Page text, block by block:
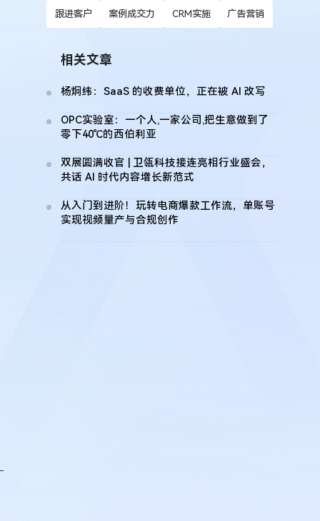
跟进客户 案例成交力 CRM实施 广告营销
相关文章
杨炯纬：SaaS 的收费单位，正在被 AI 改写
OPC实验室：一个人,一家公司,把生意做到了
零下40℃的西伯利亚
双展圆满收官 | 卫瓴科技接连亮相行业盛会，
共话 AI 时代内容增长新范式
从入门到进阶！玩转电商爆款工作流，单账号
实现视频量产与合规创作